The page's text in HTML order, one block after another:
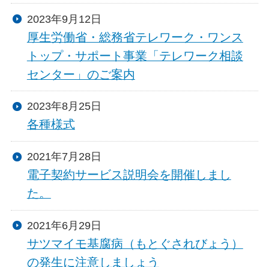
2023年9月12日
厚生労働省・総務省テレワーク・ワンス
トップ・サポート事業「テレワーク相談
センター」のご案内
2023年8月25日
各種様式
2021年7月28日
電子契約サービス説明会を開催しまし
た。
2021年6月29日
サツマイモ基腐病（もとぐされびょう）
の発生に注意しましょう